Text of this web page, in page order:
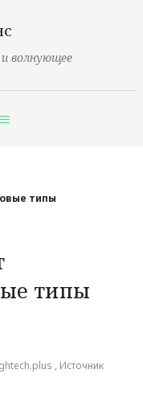
волнующее
типы
типы
, Источник